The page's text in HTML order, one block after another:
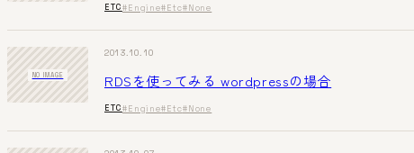
ETC#Engine#Etc#None
NO IMAGE
2013.10.10
RDSを使ってみる wordpressの場合
ETC#Engine#Etc#None